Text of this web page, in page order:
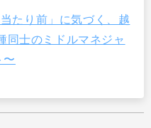
たり前」に気づく、越
同士のミドルマネジャ
〜